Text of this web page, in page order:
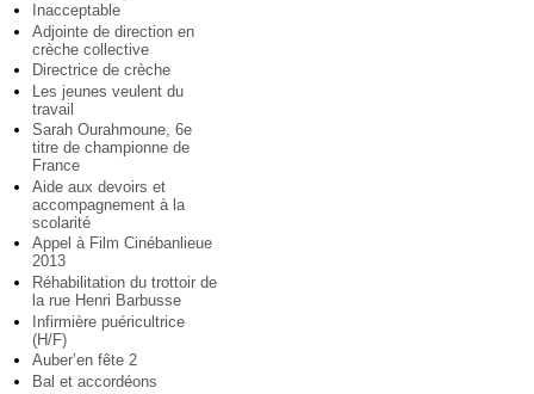
Inacceptable
Adjointe de direction en
crèche collective
Directrice de crèche
Les jeunes veulent du
travail
Sarah Ourahmoune, 6e
titre de championne de
France
Aide aux devoirs et
accompagnement à la
scolarité
Appel à Film Cinébanlieue
2013
Réhabilitation du trottoir de
la rue Henri Barbusse
Infirmière puéricultrice
(H/F)
Auber’en fête 2
Bal et accordéons